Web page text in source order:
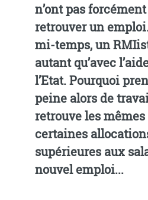
n’ont pas
retrouver un
mi-temps, un
autant qu’avec
l’Etat. Pourquoi
peine alors de
retrouve les
certaines
supérieures aux
nouvel emploi...